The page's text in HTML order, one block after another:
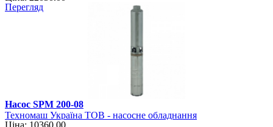
Перегляд
Насос SPM 200-08
Техномаш Україна ТОВ - насосне обладнання